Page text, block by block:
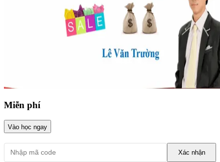
Miễn phí
Vào học ngay
Xác nhận